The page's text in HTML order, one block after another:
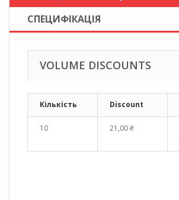
СПЕЦИФІКАЦІЯ
VOLUME DISCOUNTS
Кількість Discount
10 21,00 ₴